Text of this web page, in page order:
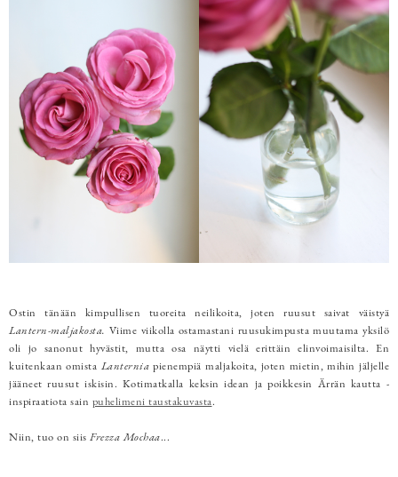
Ostin tänään kimpullisen tuoreita neilikoita, joten ruusut saivat väistyä
Lantern-maljakosta. Viime viikolla ostamastani ruusukimpusta muutama yksilö
oli jo sanonut hyvästit, mutta osa näytti vielä erittäin elinvoimaisilta. En
kuitenkaan omista Lanternia pienempiä maljakoita, joten mietin, mihin jäljelle
jääneet ruusut iskisin. Kotimatkalla keksin idean ja poikkesin Ärrän kautta -
inspiraatiota sain puhelimeni taustakuvasta.
Niin, tuo on siis Frezza Mochaa...